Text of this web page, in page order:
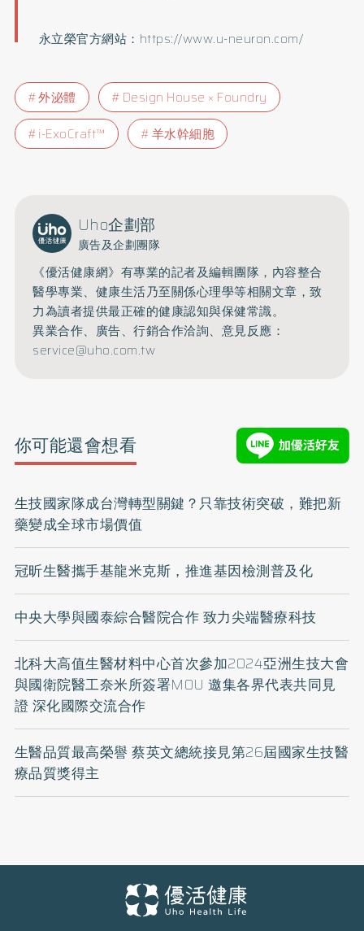
永立榮官方網站： https://www.u-neuron.com/
外泌體
Design House × Foundry
i-ExoCraft™
羊水幹細胞
Uho企劃部
廣告及企劃團隊
《優活健康網》有專業的記者及編輯團隊，內容整合
醫學專業、健康生活乃至關係心理學等相關文章，致
力為讀者提供最正確的健康認知與保健常識。
異業合作、廣告、行銷合作洽詢、意見反應：
service@uho.com.tw
你可能還會想看
生技國家隊成台灣轉型關鍵？只靠技術突破，難把新
藥變成全球市場價值
冠昕生醫攜手基龍米克斯，推進基因檢測普及化
中央大學與國泰綜合醫院合作 致力尖端醫療科技
北科大高值生醫材料中心首次參加2024亞洲生技大會
與國衛院醫工奈米所簽署MOU 邀集各界代表共同見
證 深化國際交流合作
生醫品質最高榮譽 蔡英文總統接見第26屆國家生技醫
療品質獎得主